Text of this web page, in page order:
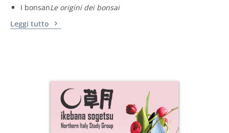
I bonsanLe origini dei bonsai
Leggi tutto